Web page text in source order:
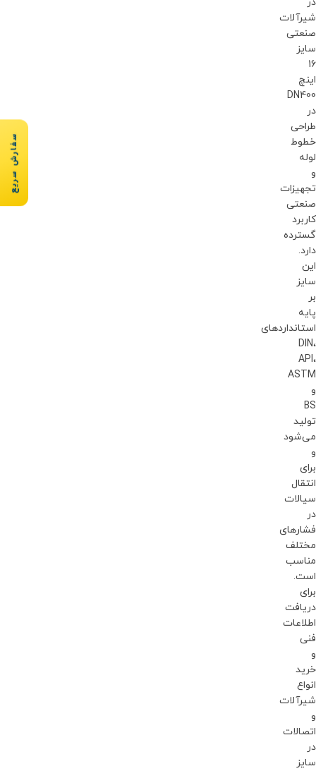
شیرآلات
صنعتی
سایز
16
اینچ
DN400
در
طراحی
خطوط
لوله
و
تجهیزات
صنعتی
کاربرد
گسترده
دارد.
این
سایز
بر
پایه
استانداردهای
DIN،
API،
ASTM
و
BS
تولید
می‌شود
و
برای
انتقال
سیالات
در
فشارهای
مختلف
مناسب
است.
برای
دریافت
اطلاعات
فنی
و
خرید
انواع
شیرآلات
و
اتصالات
در
سایز
سفارش سریع